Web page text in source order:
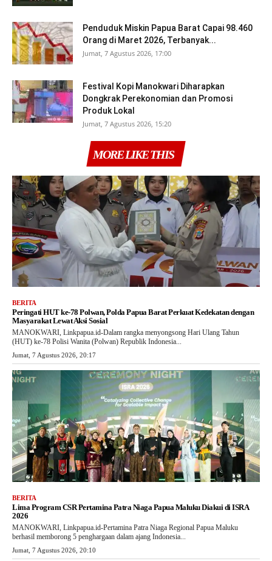
Penduduk Miskin Papua Barat Capai 98.460
Orang di Maret 2026, Terbanyak...
Jumat, 7 Agustus 2026, 17:00
Festival Kopi Manokwari Diharapkan
Dongkrak Perekonomian dan Promosi
Produk Lokal
Jumat, 7 Agustus 2026, 15:20
MORE LIKE THIS
BERITA
Peringati HUT ke-78 Polwan, Polda Papua Barat Perkuat Kedekatan dengan
Masyarakat Lewat Aksi Sosial
MANOKWARI, Linkpapua.id-Dalam rangka menyongsong Hari Ulang Tahun
(HUT) ke-78 Polisi Wanita (Polwan) Republik Indonesia...
Jumat, 7 Agustus 2026, 20:17
BERITA
Lima Program CSR Pertamina Patra Niaga Papua Maluku Diakui di ISRA
2026
MANOKWARI, Linkpapua.id-Pertamina Patra Niaga Regional Papua Maluku
berhasil memborong 5 penghargaan dalam ajang Indonesia...
Jumat, 7 Agustus 2026, 20:10